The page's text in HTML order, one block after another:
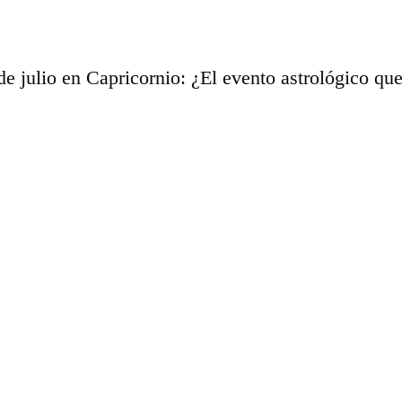
julio en Capricornio: ¿El evento astrológico